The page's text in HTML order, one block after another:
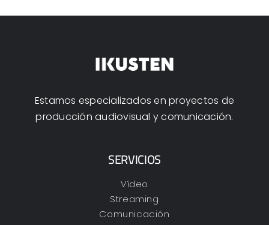
Estamos especializados en proyectos de
producción audiovisual y comunicación.
SERVICIOS
Vídeo
Streaming
Comunicación